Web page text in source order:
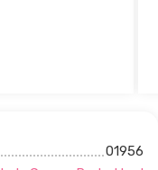
01956